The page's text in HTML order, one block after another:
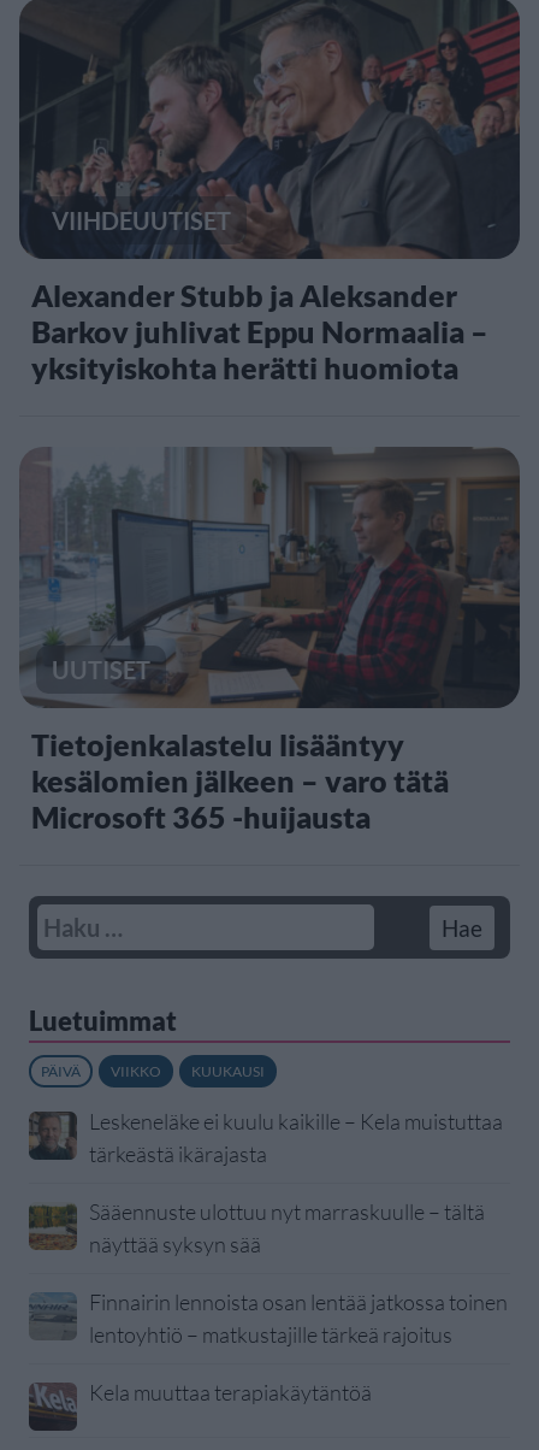
VIIHDEUUTISET
Alexander Stubb ja Aleksander
Barkov juhlivat Eppu Normaalia –
yksityiskohta herätti huomiota
UUTISET
Tietojenkalastelu lisääntyy
kesälomien jälkeen – varo tätä
Microsoft 365 -huijausta
Luetuimmat
PÄIVÄ VIIKKO KUUKAUSI
Leskeneläke ei kuulu kaikille – Kela muistuttaa
tärkeästä ikärajasta
Sääennuste ulottuu nyt marraskuulle – tältä
näyttää syksyn sää
Finnairin lennoista osan lentää jatkossa toinen
lentoyhtiö – matkustajille tärkeä rajoitus
Kela muuttaa terapiakäytäntöä